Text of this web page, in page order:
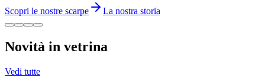
Scopri le nostre scarpe La nostra storia
Novità in vetrina
Vedi tutte